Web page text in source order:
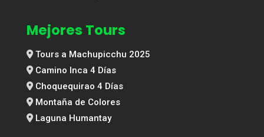
Mejores Tours
Tours a Machupicchu 2025
Camino Inca 4 Días
Choquequirao 4 Días
Montaña de Colores
Laguna Humantay